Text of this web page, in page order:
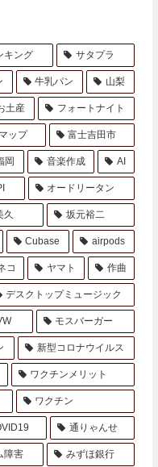
キング サタプラ
牛乳パン 山梨
土産 フォートナイト
マップ 富士吉田市
岡 音楽作成 AI
オードリータン
久 坂元裕二
Cubase airpods
コ ヤマト 作曲
デスクトップミュージック
モスバーガー
新型コロナウイルス
ワクチンメリット
ワクチン
通りゃんせ
障害 みずほ銀行